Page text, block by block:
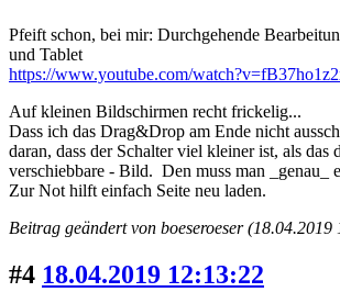
Pfeift schon, bei mir: Durchgehende
und Tablet
https://www.youtube.com/
Auf kleinen Bildschirmen recht frickelig...
Dass ich das Drag&Drop am Ende nicht
daran, dass der Schalter viel kleiner ist, als das
verschiebbare - Bild. Den muss man _genau_
Zur Not hilft einfach Seite neu laden.
Beitrag geändert von boeseroeser (18.04.2019
#4 18.04.2019 12:13:22